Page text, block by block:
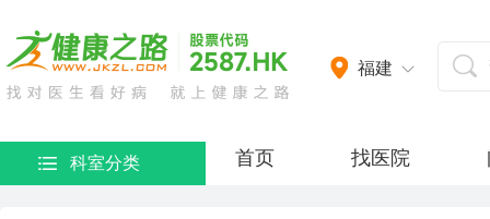
福建
科室分类 首页 找医院